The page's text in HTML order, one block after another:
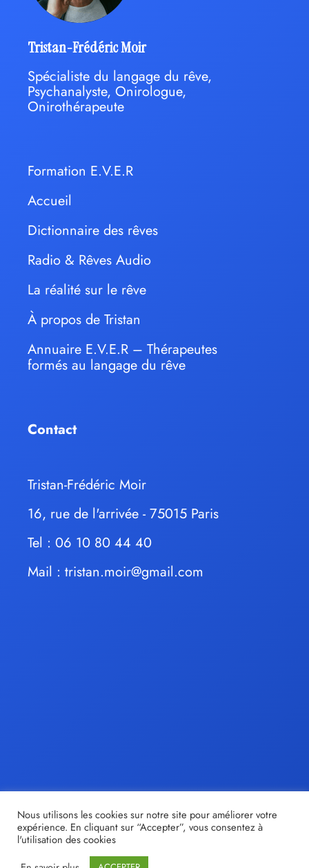
Tristan-Frédéric Moir
Spécialiste du langage du rêve,
Psychanalyste, Onirologue,
Onirothérapeute
Formation E.V.E.R
Accueil
Dictionnaire des rêves
Radio & Rêves Audio
La réalité sur le rêve
À propos de Tristan
Annuaire E.V.E.R – Thérapeutes
formés au langage du rêve
Contact
Tristan-Frédéric Moir
16, rue de l'arrivée - 75015 Paris
Tel : 06 10 80 44 40
Mail : tristan.moir@gmail.com
Nous utilisons les cookies sur notre site pour améliorer votre
expérience. En cliquant sur “Accepter”, vous consentez à
l'utilisation des cookies